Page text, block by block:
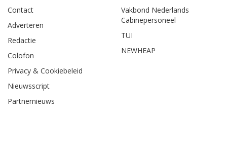
Contact
Adverteren
Redactie
Colofon
Privacy & Cookiebeleid
Nieuwsscript
Partnernieuws
Vakbond Nederlands
Cabinepersoneel
TUI
NEWHEAP